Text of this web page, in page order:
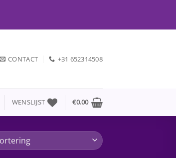
CONTACT +31 652314508
WENSLIJST €0.00